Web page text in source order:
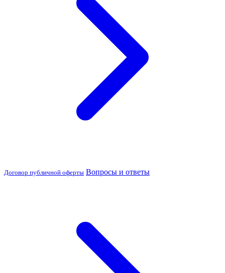
Договор публичной оферты Вопросы и ответы